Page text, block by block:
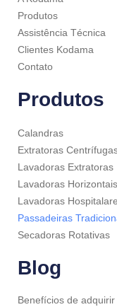
Produtos
Assistência Técnica
Clientes Kodama
Contato
Produtos
Calandras
Extratoras
Lavadoras Extratoras
Lavadoras Horizontais
Lavadoras
Passadeiras
Secadoras Rotativas
Blog
Benefícios de